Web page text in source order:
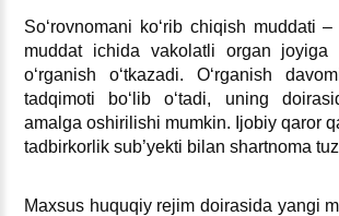
Soʻrovnomani koʻrib chiqish muddati
muddat ichida vakolatli organ joyiga
oʻrganish oʻtkazadi. Oʻrganish
tadqimoti boʻlib oʻtadi, uning
amalga oshirilishi mumkin. Ijobiy qaror
tadbirkorlik sub’yekti bilan shartnoma
Maхsus huquqiy rejim doirasida yangi